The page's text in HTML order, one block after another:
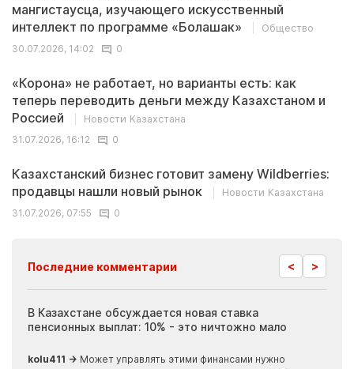
мангистаусца, изучающего искусственный
интеллект по программе «Болашак»
Общество
30.07.2026, 14:02
0
«Корона» не работает, но варианты есть: как
теперь переводить деньги между Казахстаном и
Россией
Новости Казахстана
31.07.2026, 16:12
0
Казахстанский бизнес готовит замену Wildberries:
продавцы нашли новый рынок
Новости Казахстана
31.07.2026, 07:55
0
Последние комментарии < >
В Казахстане обсуждается новая ставка
пенсионных выплат: 10% - это ничтожно мало
kolu411 → Может управлять этими финансами нужно